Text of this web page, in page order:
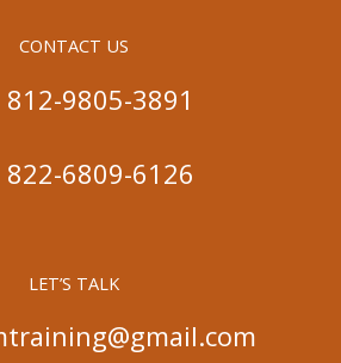
CONTACT US
812-9805-3891
822-6809-6126
LET’S TALK